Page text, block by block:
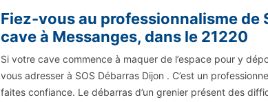
Fiez-vous au professionnalisme de
cave à Messanges, dans le 21220
Si votre cave commence à maquer de l’espace pour y
vous adresser à SOS Débarras Dijon . C’est un
faites confiance. Le débarras d’un grenier présent des